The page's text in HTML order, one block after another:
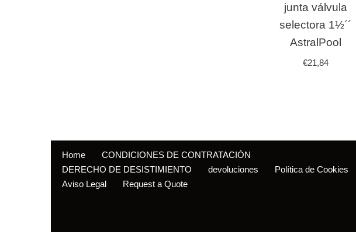
junta válvula
selectora 1½´´
AstralPool
€21,84
Home
CONDICIONES DE CONTRATACIÓN
DERECHO DE DESISTIMIENTO
devoluciones
Política de Cookies
Aviso Legal
Request a Quote